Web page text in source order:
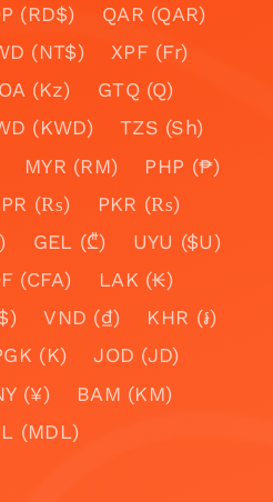
(RD$)
QAR (QAR)
(NT$)
XPF (Fr)
(Kz)
GTQ (Q)
(KWD)
TZS (Sh)
MYR (RM)
PHP (₱)
(₨)
PKR (₨)
GEL (₾)
UYU ($U)
(CFA)
LAK (₭)
VND (₫)
KHR (៛)
(K)
JOD (JD)
(¥)
BAM (KM)
(MDL)